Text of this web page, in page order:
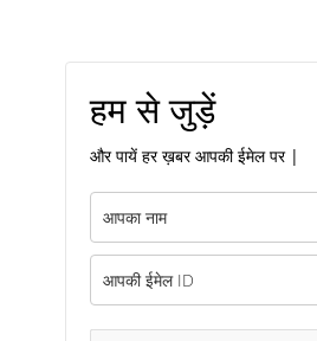
हम से जुड़ें
और पायें हर ख़बर आपकी ईमेल पर |